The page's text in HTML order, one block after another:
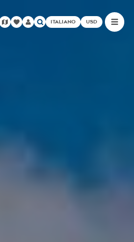
ITALIANO USD